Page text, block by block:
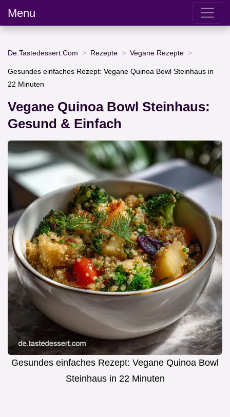
Menu
De.Tastedessert.Com Rezepte Vegane Rezepte
Gesundes einfaches Rezept: Vegane Quinoa Bowl Steinhaus in
22 Minuten
Vegane Quinoa Bowl Steinhaus:
Gesund & Einfach
Gesundes einfaches Rezept: Vegane Quinoa Bowl
Steinhaus in 22 Minuten